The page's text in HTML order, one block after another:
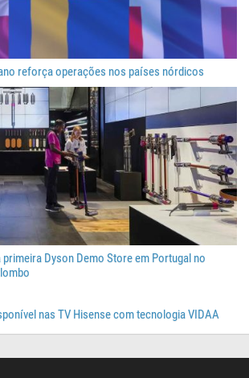
reforça operações nos países nórdicos
primeira Dyson Demo Store em Portugal no
nas TV Hisense com tecnologia VIDAA